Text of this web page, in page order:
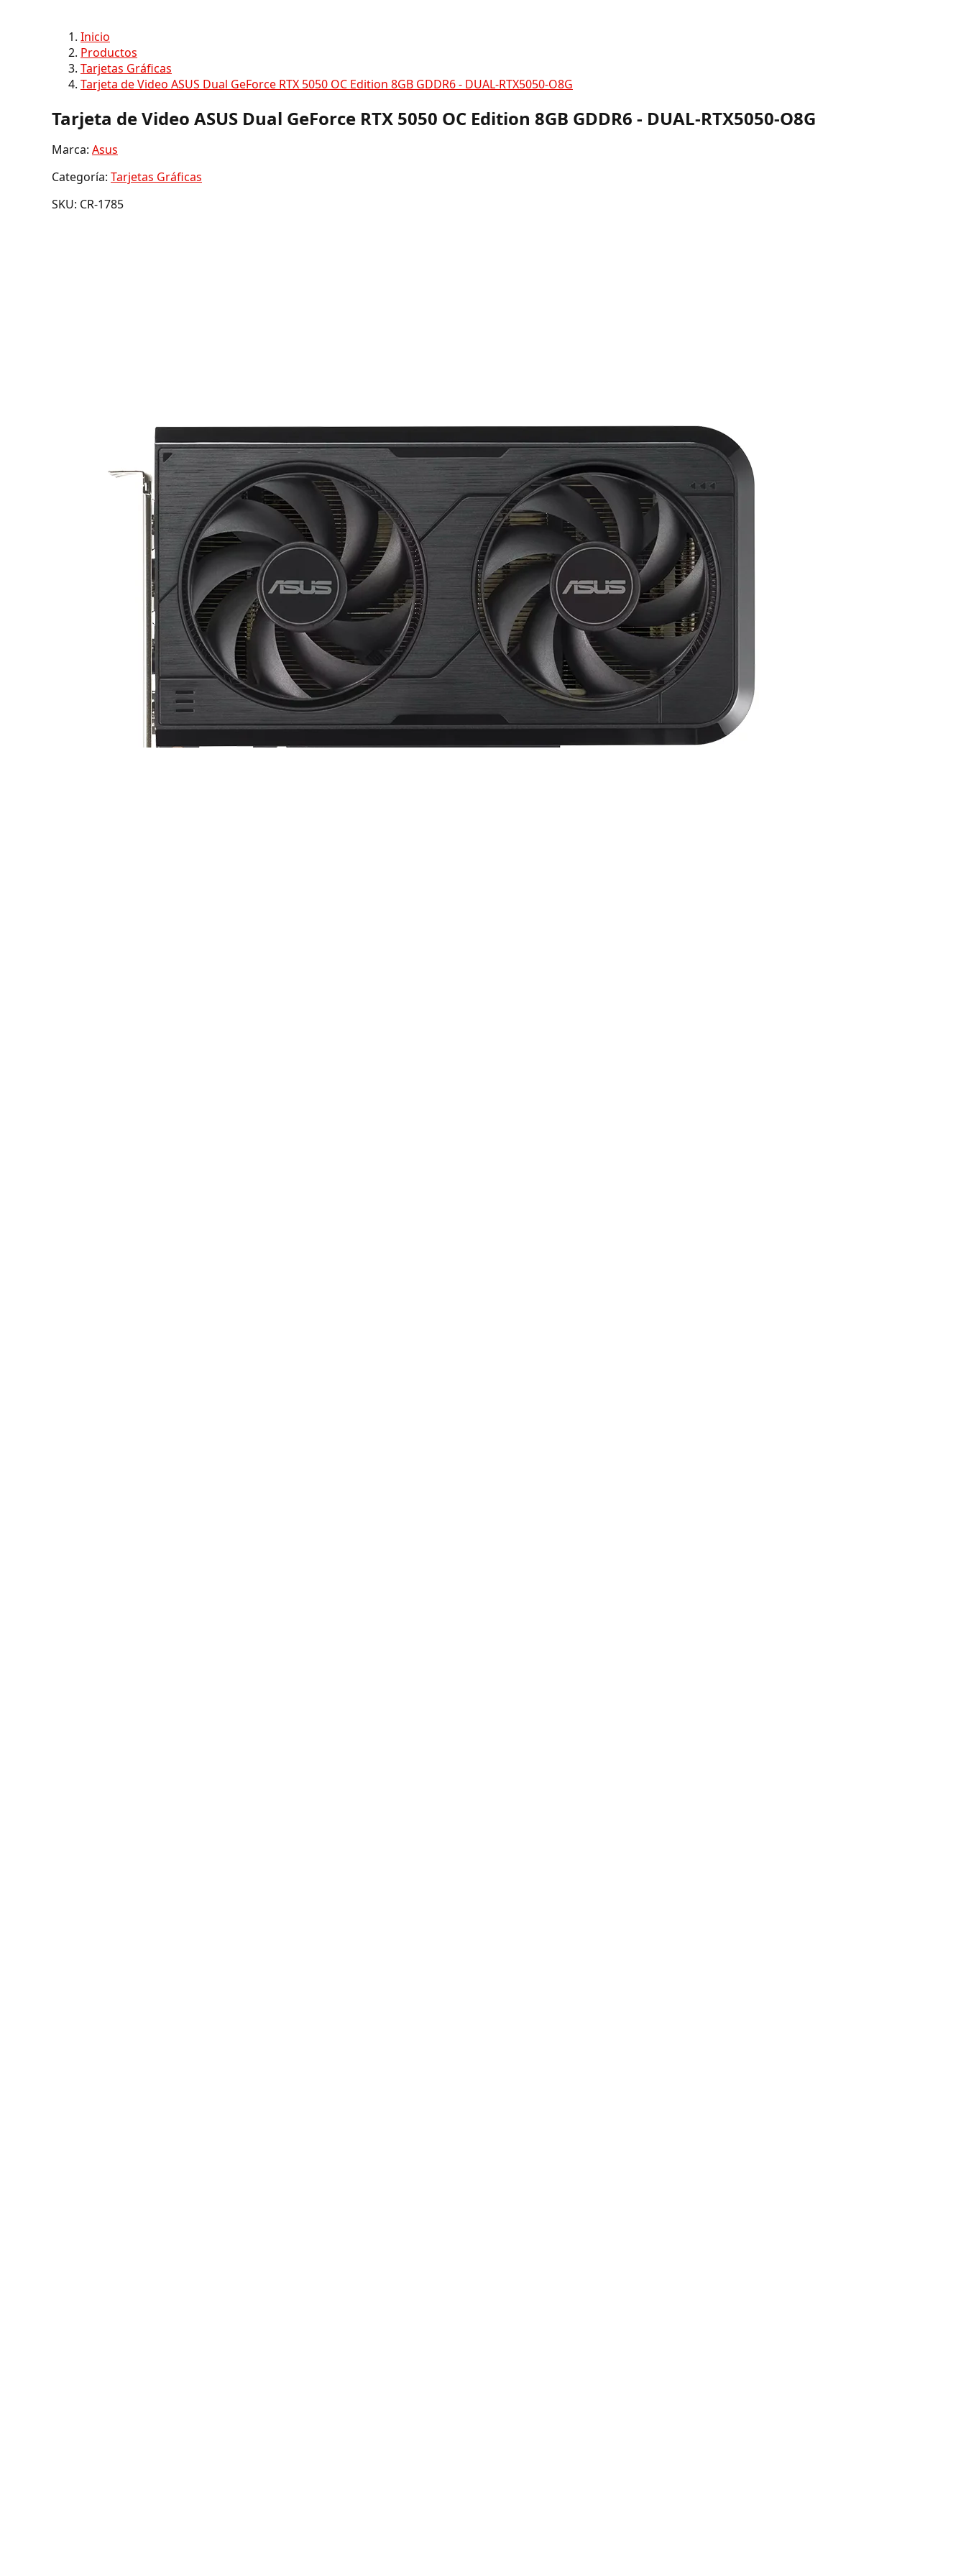
Inicio
Productos
Tarjetas Gráficas
Tarjeta de Video ASUS Dual GeForce RTX 5050 OC Edition 8GB GDDR6 - DUAL-RTX5050-O8G
Tarjeta de Video ASUS Dual GeForce RTX 5050 OC Edition 8GB GDDR6 - DUAL-RTX5050-O8G
Marca: Asus
Categoría: Tarjetas Gráficas
SKU: CR-1785